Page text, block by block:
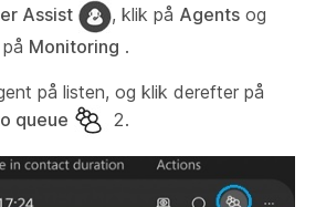
Assist , klik på Agents og
Monitoring .
på listen, og klik derefter på
queue
2.